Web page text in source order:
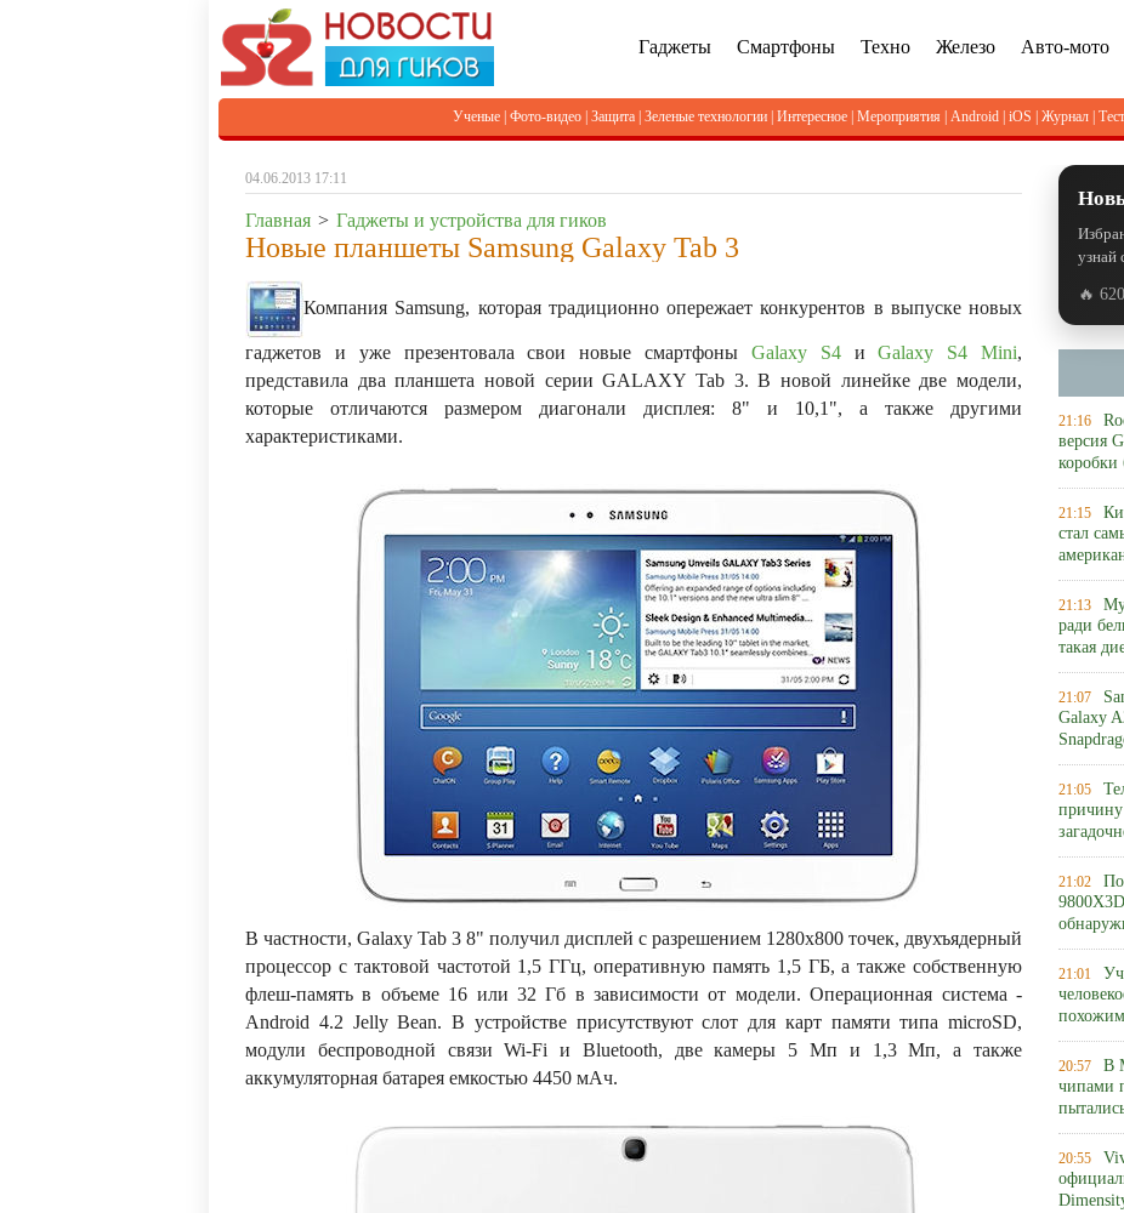
Гаджеты Смартфоны Техно Железо Авто-мото
Ученые Фото-видео Защита Зеленые технологии Интересное Мероприятия Android iOS Журнал
04.06.2013 17:11
Главная > Гаджеты и устройства для гиков
Новые планшеты Samsung Galaxy Tab 3
Компания Samsung, которая традиционно опережает конкурентов в выпуске новых
гаджетов и уже презентовала свои новые смартфоны Galaxy S4иGalaxy S4 Mini,
представила два планшета новой серии GALAXY Tab 3. В новой линейке две модели,
которые отличаются размером диагонали дисплея: 8" и 10,1", а также другими
характеристиками.
В частности, Galaxy Tab 3 8" получил дисплей с разрешением 1280х800 точек, двухъядерный
процессор с тактовой частотой 1,5 ГГц, оперативную память 1,5 ГБ, а также собственную
флеш-память в объеме 16 или 32 Гб в зависимости от модели. Операционная система -
Android 4.2 Jelly Bean. В устройстве присутствуют слот для карт памяти типа microSD,
модули беспроводной связи Wi-Fi и Bluetooth, две камеры 5 Мп и 1,3 Мп, а также
аккумуляторная батарея емкостью 4450 мАч.
узнай
🔥
21:16
версия
коробки
21:15
стал
21:13
ради
такая
21:07
Galaxy
21:05
причину
21:02
21:01
20:57 В
чипами
20:55